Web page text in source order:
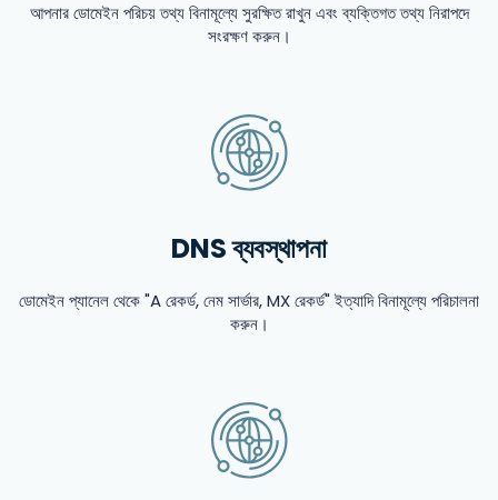
আপনার ডোমেইন পরিচয় তথ্য বিনামূল্যে সুরক্ষিত রাখুন এবং ব্যক্তিগত তথ্য নিরাপদে
সংরক্ষণ করুন।
DNS ব্যবস্থাপনা
ডোমেইন প্যানেল থেকে "A রেকর্ড, নেম সার্ভার, MX রেকর্ড" ইত্যাদি বিনামূল্যে পরিচালনা
করুন।